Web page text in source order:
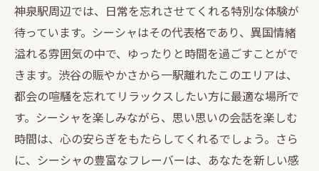
神泉駅周辺では、日常を忘れさせてくれる特別な体験が
待っています。シーシャはその代表格であり、異国情緒
溢れる雰囲気の中で、ゆったりと時間を過ごすことがで
きます。渋谷の賑やかさから一駅離れたこのエリアは、
都会の喧騒を忘れてリラックスしたい方に最適な場所で
す。シーシャを楽しみながら、思い思いの会話を楽しむ
時間は、心の安らぎをもたらしてくれるでしょう。さら
に、シーシャの豊富なフレーバーは、あなたを新しい感